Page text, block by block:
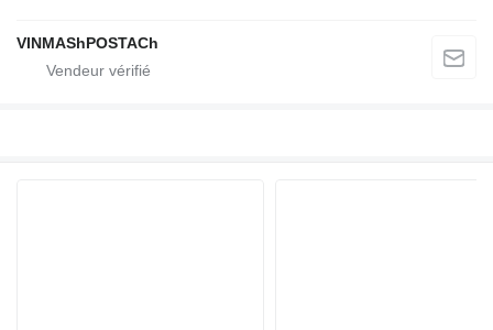
VINMAShPOSTACh